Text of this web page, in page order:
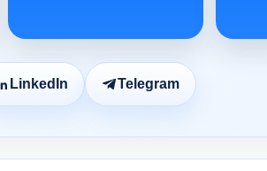
LinkedIn Telegram